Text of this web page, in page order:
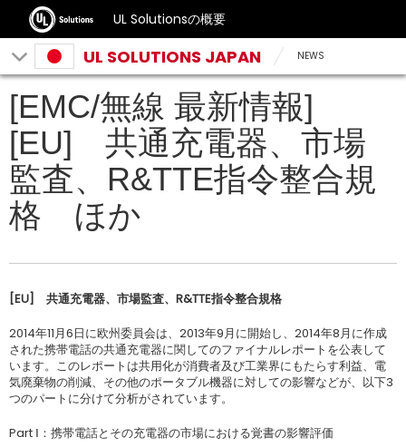
UL Solutionsの概要
UL SOLUTIONS JAPAN NEWS
[EMC/無線 最新情報]
[EU] 共通充電器、市場
監査、R&TTE指令整合規
格 ほか
[EU] 共通充電器、市場監査、R&TTE指令整合規格
2014年11月6日に欧州委員会は、2013年9月に開始し、2014年8月に作成
された携帯電話の共通充電器に関してのファイナルレポートを公表して
います。このレポートは共用化が消費者及び工業界にもたらす利益、電
気廃棄物の削減、その他のポータブル機器に対しての影響などが、以下3
つのパートに分けて分析がされています。
Part Ⅰ：携帯電話とその充電器の市場における覚書の影響評価